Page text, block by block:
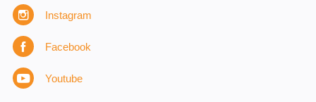
Instagram
Facebook
Youtube